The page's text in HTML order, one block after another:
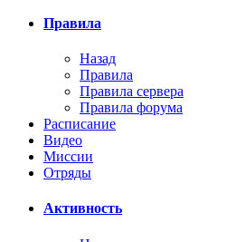
Правила
Назад
Правила
Правила сервера
Правила форума
Расписание
Видео
Миссии
Отряды
Активность